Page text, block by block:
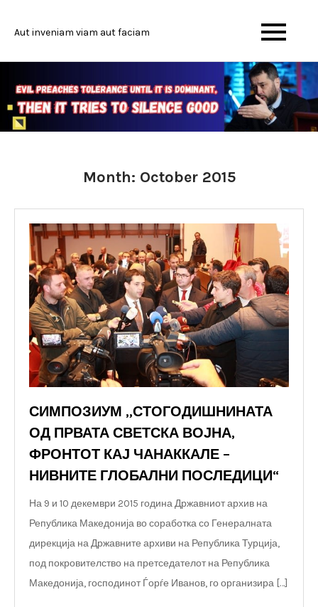
Aut inveniam viam aut faciam
Month: October 2015
СИМПОЗИУМ „СТОГОДИШНИНАТА
ОД ПРВАТА СВЕТСКА ВОЈНА,
ФРОНТОТ КАЈ ЧАНАККАЛЕ –
НИВНИТЕ ГЛОБАЛНИ ПОСЛЕДИЦИ“
На 9 и 10 декември 2015 година Државниот архив на
Република Македонија во соработка со Генералната
дирекција на Државните архиви на Република Турција,
под покровителство на претседателот на Република
Македонија, господинот Ѓорѓе Иванов, го организира […]